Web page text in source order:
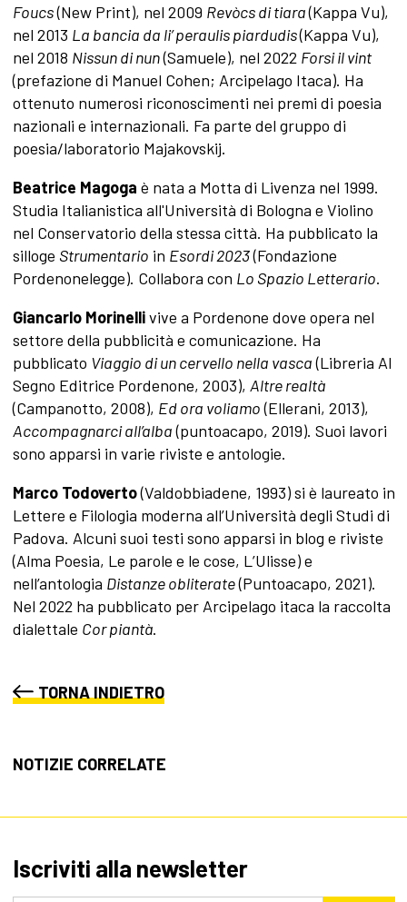
Foucs(New Print), nel 2009 Revòcs di tiara(Kappa Vu),
nel 2013 La bancia da li’peraulis piardudis(Kappa Vu),
nel 2018 Nissun di nun(Samuele), nel 2022 Forsi il vint
(prefazione di Manuel Cohen; Arcipelago Itaca). Ha
ottenuto numerosi riconoscimenti nei premi di poesia
nazionali e internazionali. Fa parte del gruppo di
poesia/laboratorio Majakovskij.
Beatrice Magoga è nata a Motta di Livenza nel 1999.
Studia Italianistica all'Università di Bologna e Violino
nel Conservatorio della stessa città. Ha pubblicato la
silloge Strumentario in Esordi 2023(Fondazione
Pordenonelegge). Collabora con Lo Spazio Letterario.
Giancarlo Morinellivive a Pordenone dove opera nel
settore della pubblicità e comunicazione. Ha
pubblicato Viaggio di un cervello nella vasca(Libreria Al
Segno Editrice Pordenone, 2003), Altre realtà
(Campanotto, 2008), Ed ora voliamo(Ellerani, 2013),
Accompagnarci all’alba(puntoacapo, 2019). Suoi lavori
sono apparsi in varie riviste e antologie.
Marco Todoverto(Valdobbiadene, 1993) si è laureato in
Lettere e Filologia moderna all’Università degli Studi di
Padova. Alcuni suoi testi sono apparsi in blog e riviste
(Alma Poesia, Le parole e le cose, L’Ulisse) e
nell’antologia Distanze obliterate(Puntoacapo, 2021).
Nel 2022 ha pubblicato per Arcipelago itaca la raccolta
dialettale Cor piantà.
TORNA INDIETRO
NOTIZIE CORRELATE
Iscriviti alla newsletter